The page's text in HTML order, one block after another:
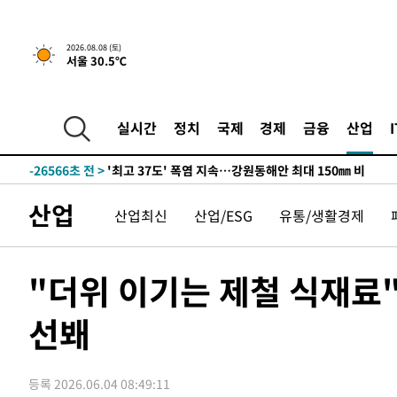
2026.08.08 (토)
서울 30.5℃
실시간 정치 국제 경제 금융 산업
-19692초 전 >
-26566초 전 > '최고 37도' 폭염 지속…강원동해안 최대 150㎜ 비
-26566초 전 >
'최고 37도' 폭염 지속…강원동해안 최대 150㎜ 비
-19692초 전 >[속보]뉴욕증시 상승 마감…S&P 0.6% 나스닥 1.3%↑
산업 산업최신 산업/ESG 유통/생활경제
"더위 이기는 제철 식재
선봬
등록 2026.06.04 08:49:11